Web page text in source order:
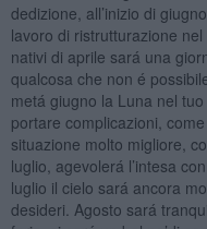
dedizione, all’inizio di
lavoro di ristrutturazione
nativi di aprile sará una
qualcosa che non é
metá giugno la Luna nel
portare complicazioni,
situazione molto migliore,
luglio, agevolerá l’intesa
luglio il cielo sará ancora
desideri. Agosto sará